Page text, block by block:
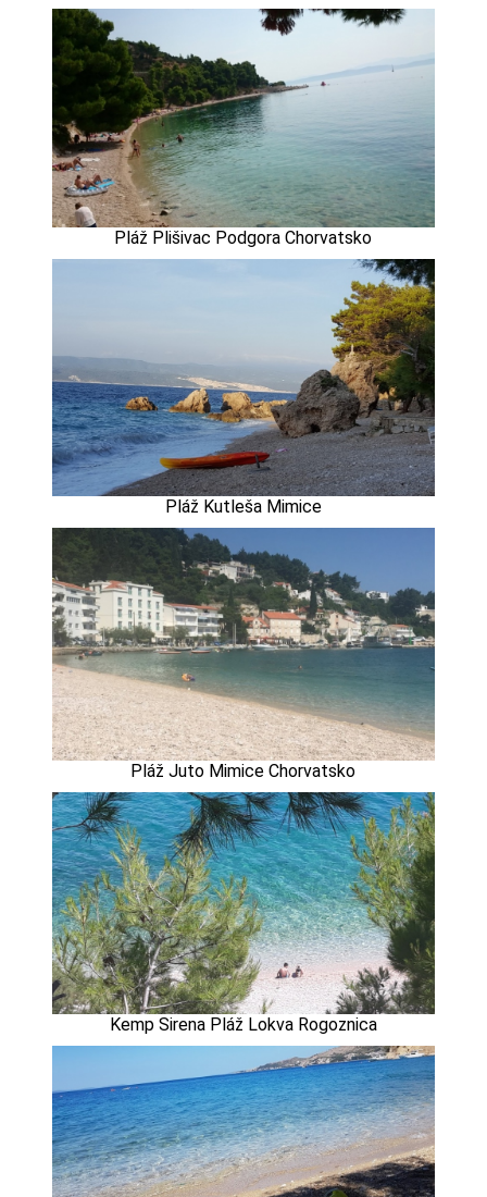
Pláž Plišivac Podgora Chorvatsko
Pláž Kutleša Mimice
Pláž Juto Mimice Chorvatsko
Kemp Sirena Pláž Lokva Rogoznica